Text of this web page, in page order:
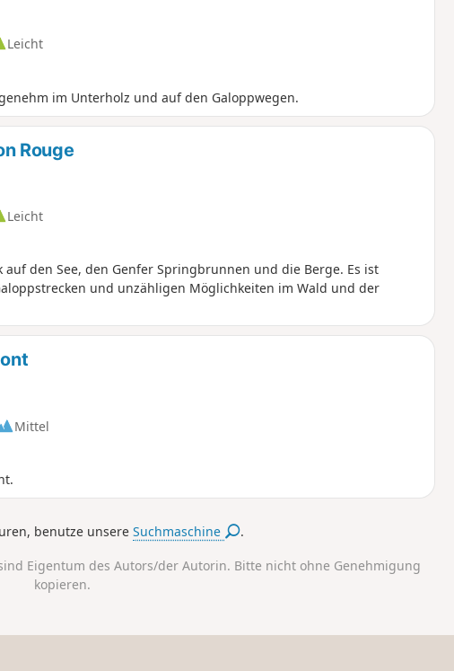
Leicht
im Unterholz und auf den Galoppwegen.
Rouge
Leicht
den See, den Genfer Springbrunnen und die Berge. Es ist
und unzähligen Möglichkeiten im Wald und der
Mittel
benutze unsereSuchmaschine .
Eigentum des Autors/der Autorin. Bitte nicht ohne Genehmigung
kopieren.